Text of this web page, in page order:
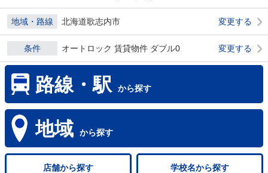
地域・路線 北海道歌志内市 変更する
条件 オートロック 賃貸物件 ダブル0 変更する
路線・駅 から探す
地域 から探す
店舗から探す 学校名から探す